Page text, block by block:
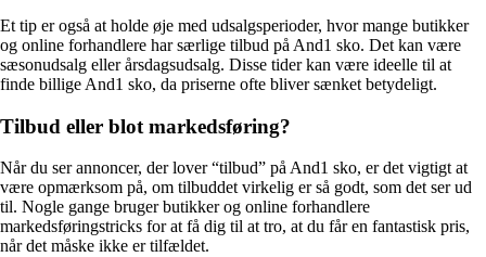
Et tip er også at holde øje med udsalgsperioder, hvor mange butikker
og online forhandlere har særlige tilbud på And1 sko. Det kan være
sæsonudsalg eller årsdagsudsalg. Disse tider kan være ideelle til at
finde billige And1 sko, da priserne ofte bliver sænket betydeligt.
Tilbud eller blot markedsføring?
Når du ser annoncer, der lover “tilbud” på And1 sko, er det vigtigt at
være opmærksom på, om tilbuddet virkelig er så godt, som det ser ud
til. Nogle gange bruger butikker og online forhandlere
markedsføringstricks for at få dig til at tro, at du får en fantastisk pris,
når det måske ikke er tilfældet.